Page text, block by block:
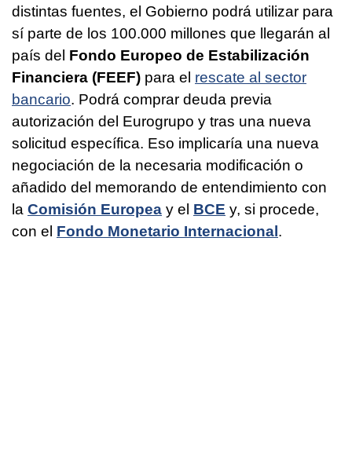
distintas fuentes, el Gobierno podrá utilizar para
sí parte de los 100.000 millones que llegarán al
país del Fondo Europeo de Estabilización
Financiera (FEEF) para el rescate al sector
bancario. Podrá comprar deuda previa
autorización del Eurogrupo y tras una nueva
solicitud específica. Eso implicaría una nueva
negociación de la necesaria modificación o
añadido del memorando de entendimiento con
la Comisión Europea y el BCE y, si procede,
con el Fondo Monetario Internacional .